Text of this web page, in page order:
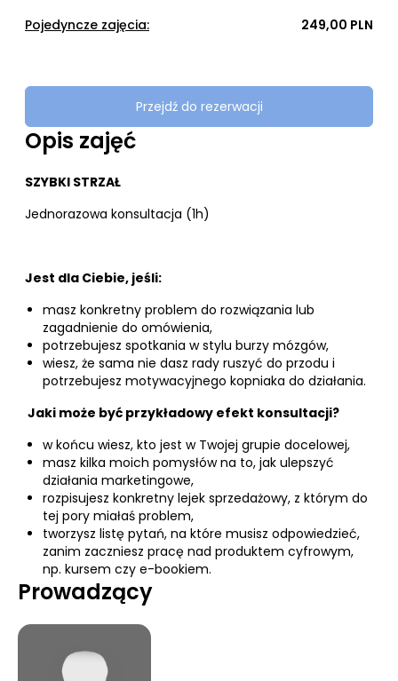
Pojedyncze zajęcia: 249,00 PLN
Przejdź do rezerwacji
Opis zajęć
SZYBKI STRZAŁ
Jednorazowa konsultacja (1h)
Jest dla Ciebie, jeśli:
masz konkretny problem do rozwiązania lub
zagadnienie do omówienia,
potrzebujesz spotkania w stylu burzy mózgów,
wiesz, że sama nie dasz rady ruszyć do przodu i
potrzebujesz motywacyjnego kopniaka do działania.
Jaki może być przykładowy efekt konsultacji?
w końcu wiesz, kto jest w Twojej grupie docelowej,
masz kilka moich pomysłów na to, jak ulepszyć
działania marketingowe,
rozpisujesz konkretny lejek sprzedażowy, z którym do
tej pory miałaś problem,
tworzysz listę pytań, na które musisz odpowiedzieć,
zanim zaczniesz pracę nad produktem cyfrowym,
np. kursem czy e-bookiem.
Prowadzący